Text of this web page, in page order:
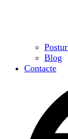
Blog
Contacte